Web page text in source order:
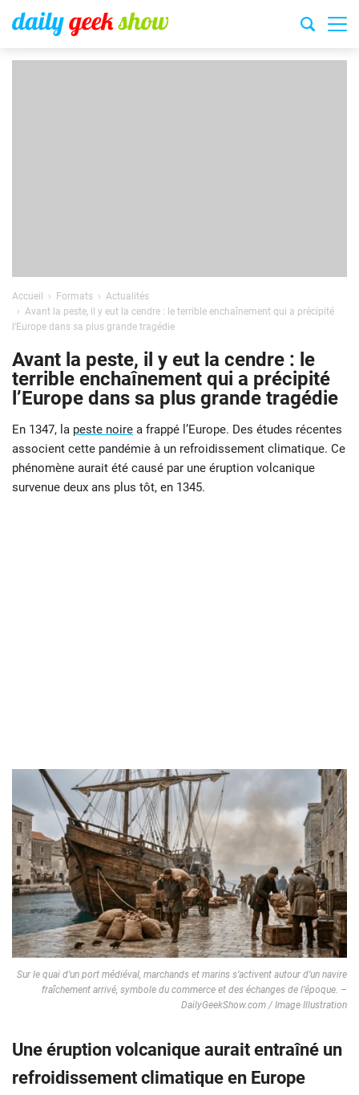
Accueil Formats
Actualités
Avant la peste, il y eut la cendre : le terrible enchaînement qui a précipité
l’Europe dans sa plus grande tragédie
Avant la peste, il y eut la cendre : le
terrible enchaînement qui a précipité
l’Europe dans sa plus grande tragédie
En 1347, la peste noire a frappé l’Europe. Des études récentes
associent cette pandémie à un refroidissement climatique. Ce
phénomène aurait été causé par une éruption volcanique
survenue deux ans plus tôt, en 1345.
Sur le quai d’un port médiéval, marchands et marins s’activent autour d’un navire
fraîchement arrivé, symbole du commerce et des échanges de l’époque. –
DailyGeekShow.com / Image Illustration
Une éruption volcanique aurait entraîné un
refroidissement climatique en Europe